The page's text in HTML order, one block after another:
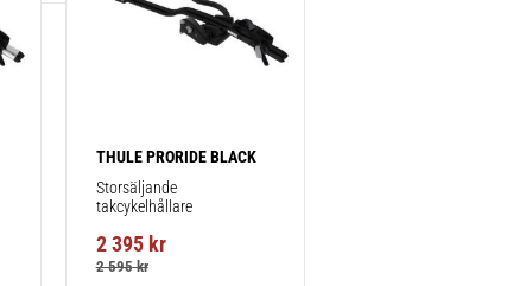
THULE PRORIDE BLACK
Storsäljande
takcykelhållare
2 395kr
2 595kr